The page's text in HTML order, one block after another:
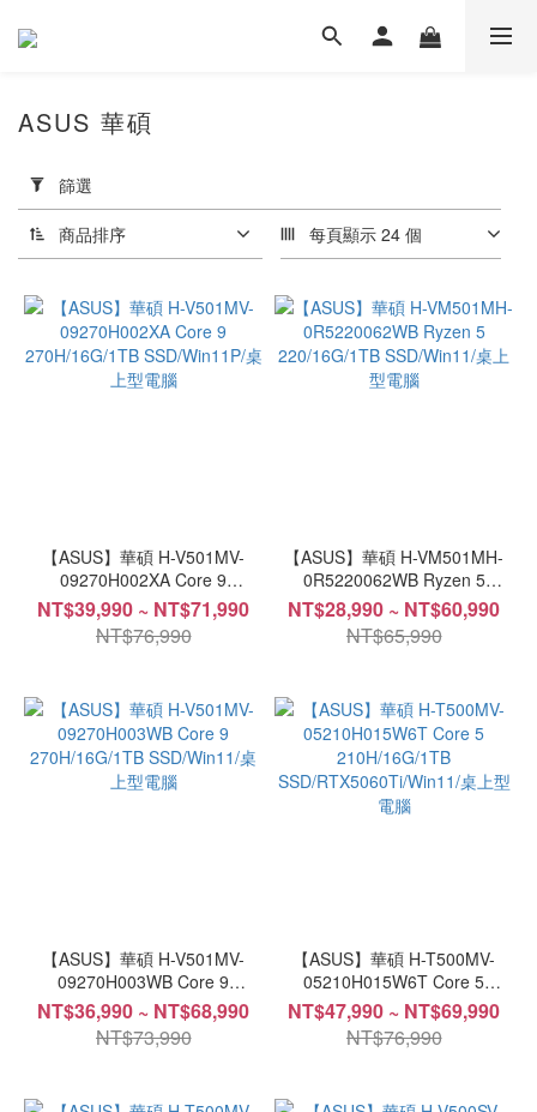
用
篩
選
(0/20)
價格
(NT$)
理
器
Intel
Core
Intel
Core
5 (4)
Intel
i3
(1)
ASUS 華碩
篩選
商品排序 每頁顯示 24 個
【ASUS】華碩 H-V501MV-
09270H002XA Core 9
270H/16G/1TB SSD/Win11P/桌
上型電腦
NT$39,990 ~ NT$71,990
NT$76,990
【ASUS】華碩 H-VM501MH-
0R5220062WB Ryzen 5
220/16G/1TB SSD/Win11/桌上
型電腦
NT$28,990 ~ NT$60,990
NT$65,990
【ASUS】華碩 H-V501MV-
09270H003WB Core 9
270H/16G/1TB SSD/Win11/桌
上型電腦
NT$36,990 ~ NT$68,990
NT$73,990
【ASUS】華碩 H-T500MV-
05210H015W6T Core 5
210H/16G/1TB
SSD/RTX5060Ti/Win11/桌上型
電腦
NT$47,990 ~ NT$69,990
NT$76,990